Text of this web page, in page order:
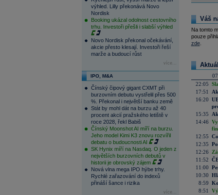
výhled. Lilly překonává Novo
Nordisk
Booking ukázal odolnost cestovního
trhu. Investoři přešli i slabší výhled
Novo Nordisk překonal očekávání,
akcie přesto klesají. Investoři řeší
marže a budoucí růst
více...
IPO, M&A
Čínský čipový gigant CXMT při
burzovním debutu vystřelil přes 500
%. Překonal i největší banku země
Stát by mohl dát na burzu až 40
procent akcií pražského letiště v
roce 2028, řekl Babiš
Čínský Moonshot AI míří na burzu.
Jeho model Kimi K3 znovu rozvířil
debatu o budoucnosti AI
SK Hynix míří na Nasdaq. O jeden z
největších burzovních debutů v
historii je obrovský zájem
Nová vlna mega IPO hýbe trhy.
Rychlé zařazování do indexů
přináší šance i rizika
více...
Váš
Na tomto
pouze
zde.
22:05
17:51
16:20
15:35
14:46
12:55
12:35
12:26
11:52
11:00
10:30
8:59
8:51